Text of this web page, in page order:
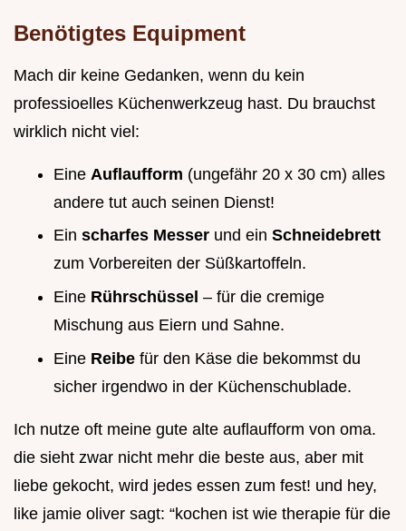
Benötigtes Equipment
Mach dir keine Gedanken, wenn du kein
professioelles Küchenwerkzeug hast. Du brauchst
wirklich nicht viel:
Eine Auflaufform (ungefähr 20 x 30 cm) alles
andere tut auch seinen Dienst!
Ein scharfes Messer und ein Schneidebrett
zum Vorbereiten der Süßkartoffeln.
Eine Rührschüssel – für die cremige
Mischung aus Eiern und Sahne.
Eine Reibe für den Käse die bekommst du
sicher irgendwo in der Küchenschublade.
Ich nutze oft meine gute alte auflaufform von oma.
die sieht zwar nicht mehr die beste aus, aber mit
liebe gekocht, wird jedes essen zum fest! und hey,
like jamie oliver sagt: “kochen ist wie therapie für die